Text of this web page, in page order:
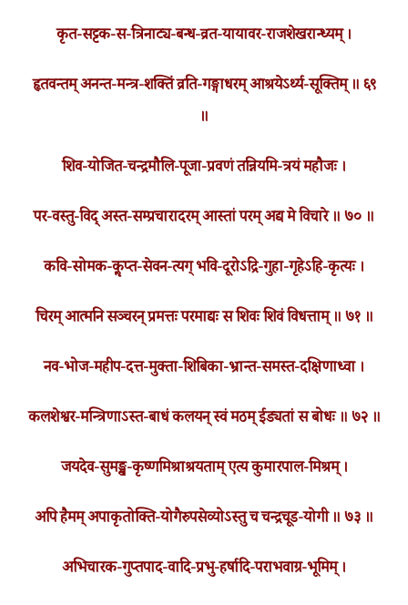
कृत-सट्टक-स-त्रिनाट्य-बन्ध-व्रत-यायावर-राजशेखरान्ध्यम् ।
हृतवन्तम् अनन्त-मन्त्र-शक्तिं व्रति-गङ्गाधरम् आश्रयेऽर्थ्य-सूक्तिम् ॥ ६९
॥
शिव-योजित-चन्द्रमौलि-पूजा-प्रवणं तन्नियमि-त्रयं महौजः ।
पर-वस्तु-विद् अस्त-सम्प्रचारादरम् आस्तां परम् अद्य मे विचारे ॥ ७० ॥
कवि-सोमक-कॢप्त-सेवन-त्यग् भवि-दूरोऽद्रि-गुहा-गृहेऽहि-कृत्यः ।
चिरम् आत्मनि सञ्चरन् प्रमत्तः परमाद्यः स शिवः शिवं विधत्ताम् ॥ ७१ ॥
नव-भोज-महीप-दत्त-मुक्ता-शिबिका-भ्रान्त-समस्त-दक्षिणाध्वा ।
कलशेश्वर-मन्त्रिणाऽस्त-बाधं कलयन् स्वं मठम् ईड्यतां स बोधः ॥ ७२ ॥
जयदेव-सुमङ्ख-कृष्णमिश्राश्रयताम् एत्य कुमारपाल-मिश्रम् ।
अपि हैमम् अपाकृतोक्ति-योगैरुपसेव्योऽस्तु च चन्द्रचूड-योगी ॥ ७३ ॥
अभिचारक-गुप्तपाद-वादि-प्रभु-हर्षादि-पराभवाग्र-भूमिम् ।